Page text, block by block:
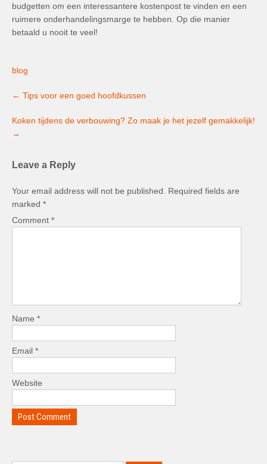
budgetten om een interessantere kostenpost te vinden en een
ruimere onderhandelingsmarge te hebben. Op die manier
betaald u nooit te veel!
blog
navigation
← Tips voor een goed hoofdkussen
Koken tijdens de verbouwing? Zo maak je het jezelf gemakkelijk!
→
Leave a Reply
Your email address will not be published.
Required fields are
marked *
Comment *
Name *
Email *
Website